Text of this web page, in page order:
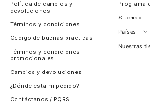
Política de cambios y
devoluciones
Términos y condiciones
Código de buenas prácticas
Términos y condiciones
promocionales
Cambios y devoluciones
¿Dónde esta mi pedido?
Contáctanos / PQRS
Programa
Sitemap
Países
Perú
Nuestras